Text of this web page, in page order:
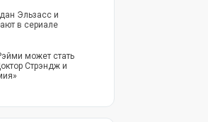
Эльзасс и
в сериале
может стать
Стрэндж и